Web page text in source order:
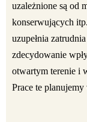
uzależnione są od
konserwujących
uzupełnia
zdecydowanie
otwartym terenie i
Prace te